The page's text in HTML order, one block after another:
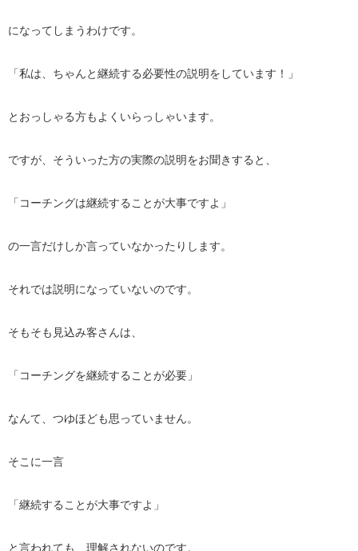
になってしまうわけです。
「私は、ちゃんと継続する必要性の説明をしています！」
とおっしゃる方もよくいらっしゃいます。
ですが、そういった方の実際の説明をお聞きすると、
「コーチングは継続することが大事ですよ」
の一言だけしか言っていなかったりします。
それでは説明になっていないのです。
そもそも見込み客さんは、
「コーチングを継続することが必要」
なんて、つゆほども思っていません。
そこに一言
「継続することが大事ですよ」
と言われても、理解されないのです。